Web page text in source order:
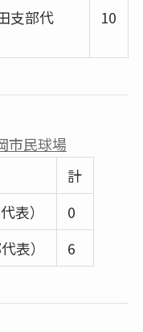
支部代
10
市民球場
計
表）
0
表）
6